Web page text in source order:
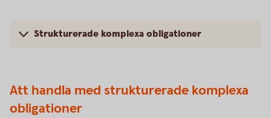
Strukturerade komplexa obligationer
Att handla med strukturerade komplexa
obligationer